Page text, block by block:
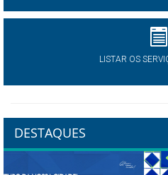
LISTAR OS
DESTAQUES